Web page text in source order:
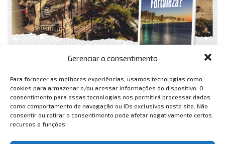
Gerenciar o consentimento
Para fornecer as melhores experiências, usamos tecnologias como
cookies para armazenar e/ou acessar informações do dispositivo. O
consentimento para essas tecnologias nos permitirá processar dados
como comportamento de navegação ou IDs exclusivos neste site. Não
consentir ou retirar o consentimento pode afetar negativamente certos
recursos e funções.